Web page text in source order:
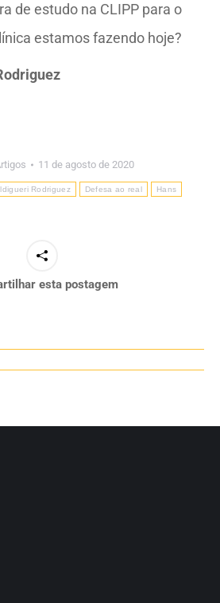
de estudo na CLIPP para o
estamos fazendo hoje?
11 de agosto de 2020
Rodriguez Defesa ao real Hans
esta postagem